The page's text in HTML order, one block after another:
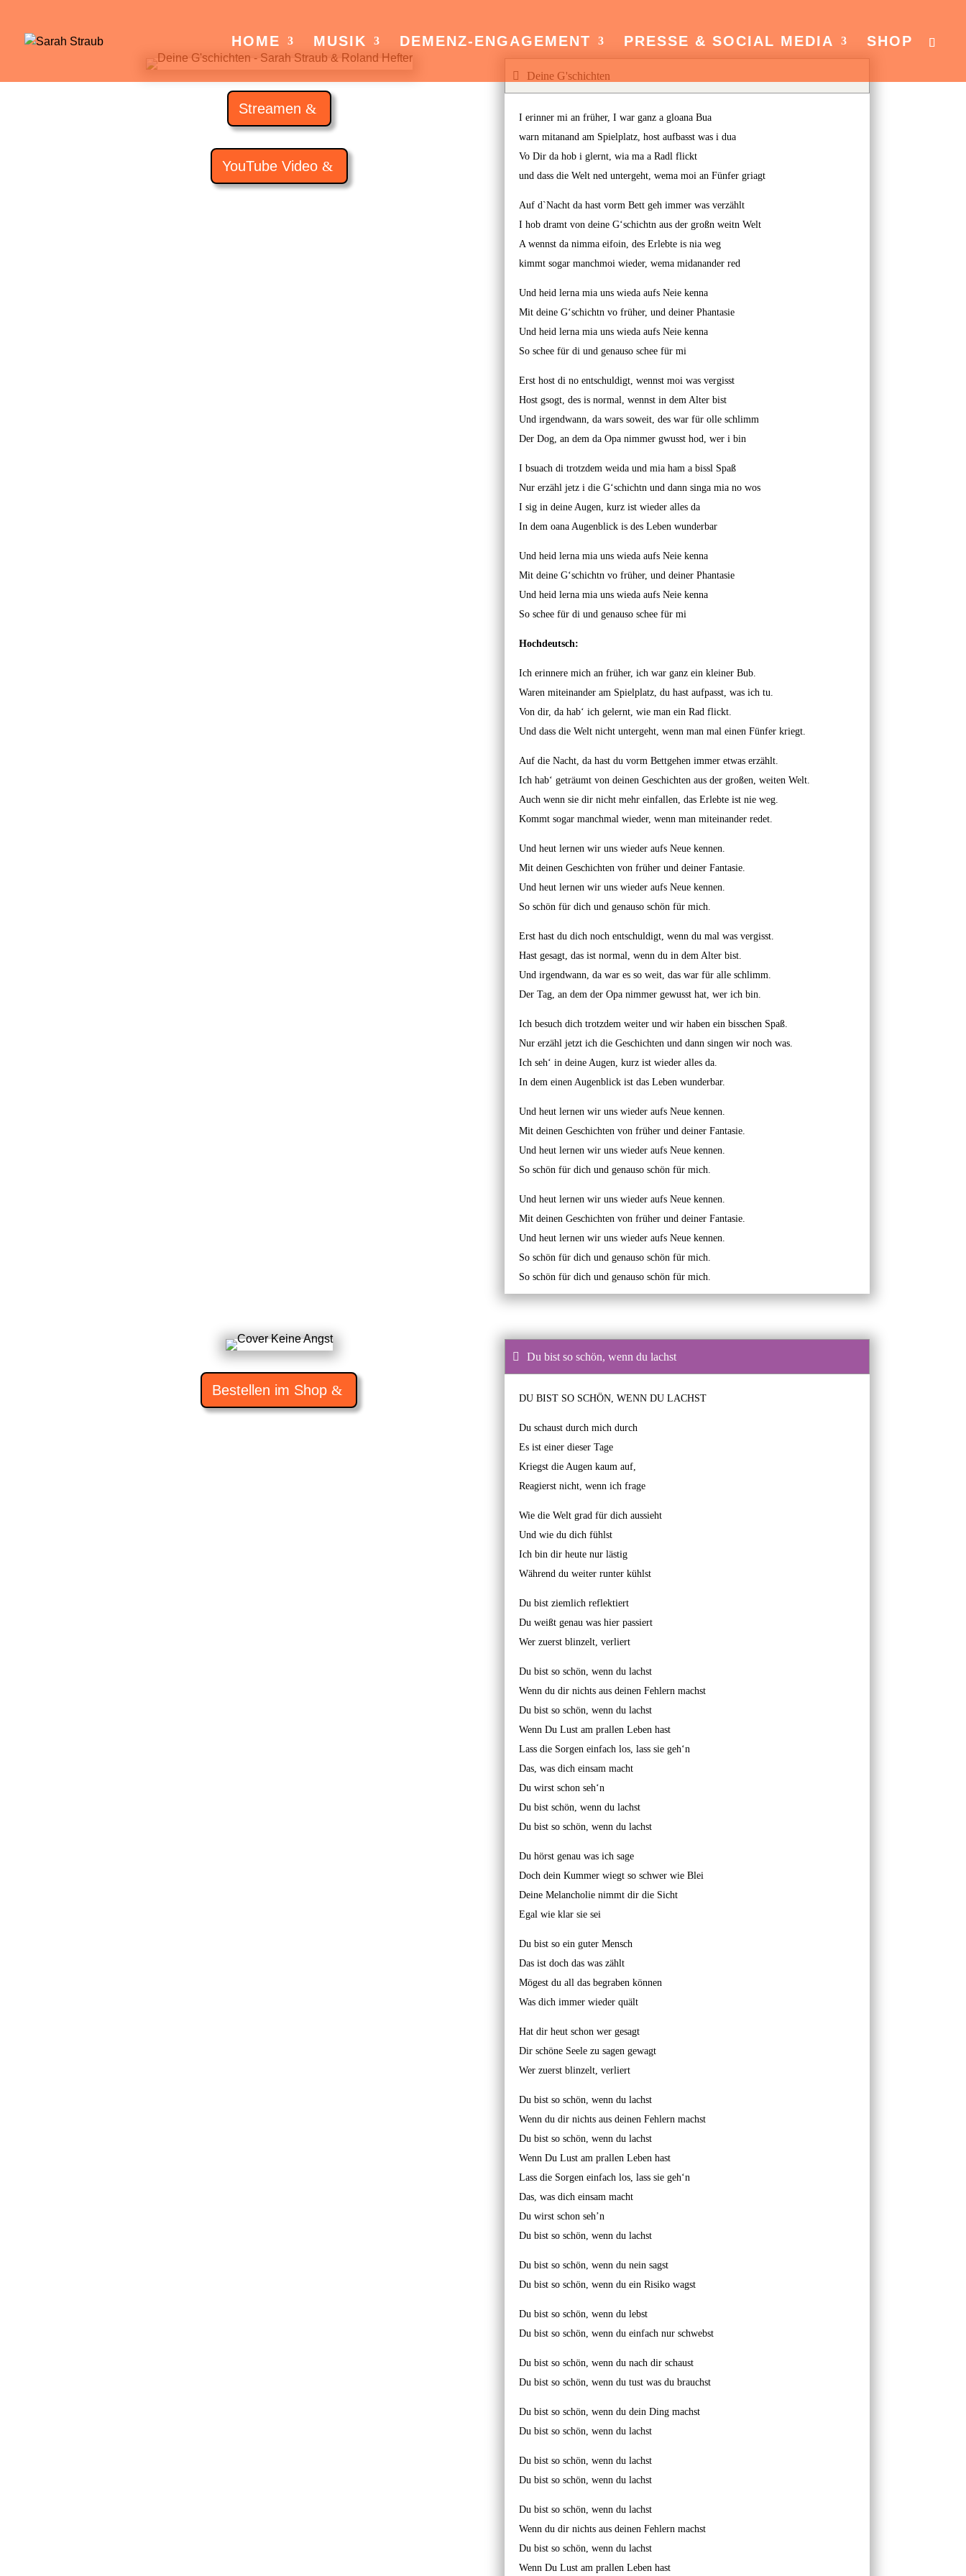
HOME MUSIK DEMENZ-ENGAGEMENT PRESSE & SOCIAL MEDIA SHOP
Streamen
YouTube Video
Deine G'schichten
I erinner mi an früher, I war ganz a gloana Bua
warn mitanand am Spielplatz, host aufbasst was i dua
Vo Dir da hob i glernt, wia ma a Radl flickt
und dass die Welt ned untergeht, wema moi an Fünfer griagt
Auf d`Nacht da hast vorm Bett geh immer was verzählt
I hob dramt von deine G‘schichtn aus der großn weitn Welt
A wennst da nimma eifoin, des Erlebte is nia weg
kimmt sogar manchmoi wieder, wema midanander red
Und heid lerna mia uns wieda aufs Neie kenna
Mit deine G‘schichtn vo früher, und deiner Phantasie
Und heid lerna mia uns wieda aufs Neie kenna
So schee für di und genauso schee für mi
Erst host di no entschuldigt, wennst moi was vergisst
Host gsogt, des is normal, wennst in dem Alter bist
Und irgendwann, da wars soweit, des war für olle schlimm
Der Dog, an dem da Opa nimmer gwusst hod, wer i bin
I bsuach di trotzdem weida und mia ham a bissl Spaß
Nur erzähl jetz i die G‘schichtn und dann singa mia no wos
I sig in deine Augen, kurz ist wieder alles da
In dem oana Augenblick is des Leben wunderbar
Und heid lerna mia uns wieda aufs Neie kenna
Mit deine G‘schichtn vo früher, und deiner Phantasie
Und heid lerna mia uns wieda aufs Neie kenna
So schee für di und genauso schee für mi
Hochdeutsch:
Ich erinnere mich an früher, ich war ganz ein kleiner Bub.
Waren miteinander am Spielplatz, du hast aufpasst, was ich tu.
Von dir, da hab‘ ich gelernt, wie man ein Rad flickt.
Und dass die Welt nicht untergeht, wenn man mal einen Fünfer kriegt.
Auf die Nacht, da hast du vorm Bettgehen immer etwas erzählt.
Ich hab‘ geträumt von deinen Geschichten aus der großen, weiten Welt.
Auch wenn sie dir nicht mehr einfallen, das Erlebte ist nie weg.
Kommt sogar manchmal wieder, wenn man miteinander redet.
Und heut lernen wir uns wieder aufs Neue kennen.
Mit deinen Geschichten von früher und deiner Fantasie.
Und heut lernen wir uns wieder aufs Neue kennen.
So schön für dich und genauso schön für mich.
Erst hast du dich noch entschuldigt, wenn du mal was vergisst.
Hast gesagt, das ist normal, wenn du in dem Alter bist.
Und irgendwann, da war es so weit, das war für alle schlimm.
Der Tag, an dem der Opa nimmer gewusst hat, wer ich bin.
Ich besuch dich trotzdem weiter und wir haben ein bisschen Spaß.
Nur erzähl jetzt ich die Geschichten und dann singen wir noch was.
Ich seh‘ in deine Augen, kurz ist wieder alles da.
In dem einen Augenblick ist das Leben wunderbar.
Und heut lernen wir uns wieder aufs Neue kennen.
Mit deinen Geschichten von früher und deiner Fantasie.
Und heut lernen wir uns wieder aufs Neue kennen.
So schön für dich und genauso schön für mich.
Und heut lernen wir uns wieder aufs Neue kennen.
Mit deinen Geschichten von früher und deiner Fantasie.
Und heut lernen wir uns wieder aufs Neue kennen.
So schön für dich und genauso schön für mich.
So schön für dich und genauso schön für mich.
Bestellen im Shop
Du bist so schön, wenn du lachst
DU BIST SO SCHÖN, WENN DU LACHST
Du schaust durch mich durch
Es ist einer dieser Tage
Kriegst die Augen kaum auf,
Reagierst nicht, wenn ich frage
Wie die Welt grad für dich aussieht
Und wie du dich fühlst
Ich bin dir heute nur lästig
Während du weiter runter kühlst
Du bist ziemlich reflektiert
Du weißt genau was hier passiert
Wer zuerst blinzelt, verliert
Du bist so schön, wenn du lachst
Wenn du dir nichts aus deinen Fehlern machst
Du bist so schön, wenn du lachst
Wenn Du Lust am prallen Leben hast
Lass die Sorgen einfach los, lass sie geh‘n
Das, was dich einsam macht
Du wirst schon seh‘n
Du bist schön, wenn du lachst
Du bist so schön, wenn du lachst
Du hörst genau was ich sage
Doch dein Kummer wiegt so schwer wie Blei
Deine Melancholie nimmt dir die Sicht
Egal wie klar sie sei
Du bist so ein guter Mensch
Das ist doch das was zählt
Mögest du all das begraben können
Was dich immer wieder quält
Hat dir heut schon wer gesagt
Dir schöne Seele zu sagen gewagt
Wer zuerst blinzelt, verliert
Du bist so schön, wenn du lachst
Wenn du dir nichts aus deinen Fehlern machst
Du bist so schön, wenn du lachst
Wenn Du Lust am prallen Leben hast
Lass die Sorgen einfach los, lass sie geh‘n
Das, was dich einsam macht
Du wirst schon seh’n
Du bist so schön, wenn du lachst
Du bist so schön, wenn du nein sagst
Du bist so schön, wenn du ein Risiko wagst
Du bist so schön, wenn du lebst
Du bist so schön, wenn du einfach nur schwebst
Du bist so schön, wenn du nach dir schaust
Du bist so schön, wenn du tust was du brauchst
Du bist so schön, wenn du dein Ding machst
Du bist so schön, wenn du lachst
Du bist so schön, wenn du lachst
Du bist so schön, wenn du lachst
Du bist so schön, wenn du lachst
Wenn du dir nichts aus deinen Fehlern machst
Du bist so schön, wenn du lachst
Wenn Du Lust am prallen Leben hast